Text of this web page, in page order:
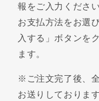
報をご入力ください
お支払方法をお選
入する」ボタンを
ます。
※ご注文完了後、
お送りしておりま